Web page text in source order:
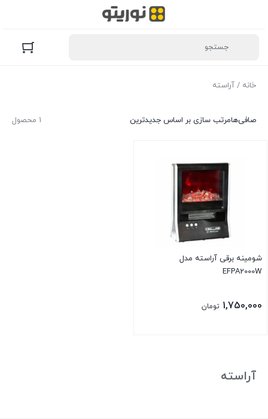
خانه / آراسته
1 محصول صافی‌هامرتب سازی بر اساس جدیدترین
شومینه برقی آراسته مدل
EFPA2000W
1,750,000 تومان
آراسته